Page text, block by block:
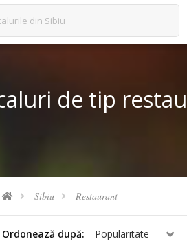
din Sibiu
de tip
Sibiu Restaurant
Ordonează după: Popularitate